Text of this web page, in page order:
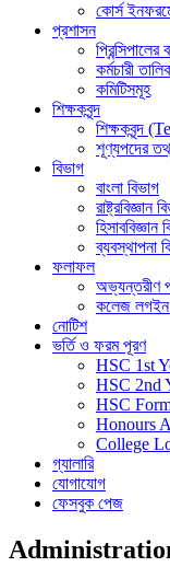
কোর্স
প্রশাসন
প্রিন্সিপালের
কর্মচারী
কমিটিসমূহ
শিক্ষকবৃন্দ
শিক্ষকবৃন্দ
শূণ্যপদের
বিভাগ
বাংলা বিভাগ
রাষ্ট্রবিজ্ঞান
হিসাববিজ্ঞান
ব্যবস্থাপনা
ফলাফল
অভ্যন্তরীণ
কলেজ
নোটিশ
ভর্তি ও ফরম পূরণ
HSC 1st
HSC 2nd
HSC
Honours
College
গ্যালারি
যোগাযোগ
ফেসবুক পেজ